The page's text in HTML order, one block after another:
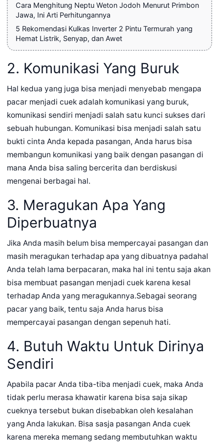
Cara Menghitung Neptu Weton Jodoh Menurut Primbon
Jawa, Ini Arti Perhitungannya
5 Rekomendasi Kulkas Inverter 2 Pintu Termurah yang
Hemat Listrik, Senyap, dan Awet
2. Komunikasi Yang Buruk
Hal kedua yang juga bisa menjadi menyebab mengapa
pacar menjadi cuek adalah komunikasi yang buruk,
komunikasi sendiri menjadi salah satu kunci sukses dari
sebuah hubungan. Komunikasi bisa menjadi salah satu
bukti cinta Anda kepada pasangan, Anda harus bisa
membangun komunikasi yang baik dengan pasangan di
mana Anda bisa saling bercerita dan berdiskusi
mengenai berbagai hal.
3. Meragukan Apa Yang
Diperbuatnya
Jika Anda masih belum bisa mempercayai pasangan dan
masih meragukan terhadap apa yang dibuatnya padahal
Anda telah lama berpacaran, maka hal ini tentu saja akan
bisa membuat pasangan menjadi cuek karena kesal
terhadap Anda yang meragukannya.Sebagai seorang
pacar yang baik, tentu saja Anda harus bisa
mempercayai pasangan dengan sepenuh hati.
4. Butuh Waktu Untuk Dirinya
Sendiri
Apabila pacar Anda tiba-tiba menjadi cuek, maka Anda
tidak perlu merasa khawatir karena bisa saja sikap
cueknya tersebut bukan disebabkan oleh kesalahan
yang Anda lakukan. Bisa sasja pasangan Anda cuek
karena mereka memang sedang membutuhkan waktu